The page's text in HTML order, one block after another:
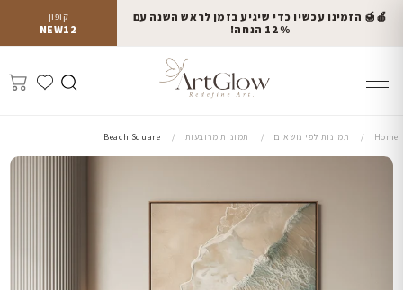
קופון
NEW12
🍎🍯 הזמינו עכשיו כדי שיגיע בזמן לראש השנה עם
12% הנחה!
Home תמונות לפי נושאים תמונות מרובעות Beach Square